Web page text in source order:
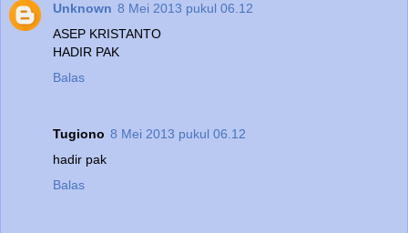
Unknown 8 Mei 2013 pukul 06.12
ASEP KRISTANTO
HADIR PAK
Balas
Tugiono 8 Mei 2013 pukul 06.12
hadir pak
Balas